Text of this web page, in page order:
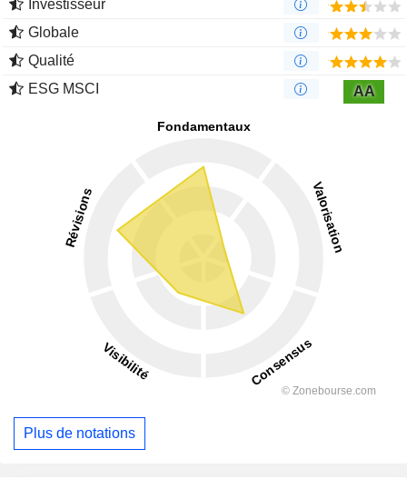
Investisseur
Globale
Qualité
ESG MSCI
AA
Plus de notations